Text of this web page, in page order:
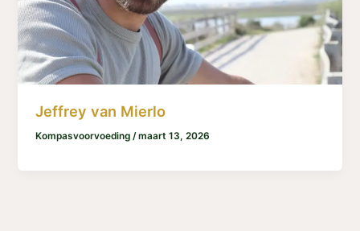
Jeffrey van Mierlo
Kompasvoorvoeding/maart 13, 2026